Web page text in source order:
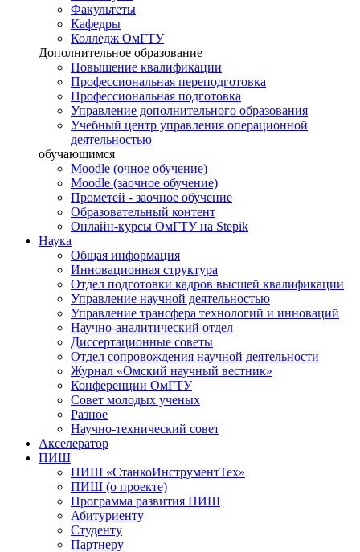
Факультеты
Кафедры
Колледж ОмГТУ
Дополнительное образование
Повышение квалификации
Профессиональная переподготовка
Профессиональная подготовка
Управление дополнительного образования
Учебный центр управления операционной
деятельностью
обучающимся
Moodle (очное обучение)
Moodle (заочное обучение)
Прометей - заочное обучение
Образовательный контент
Онлайн-курсы ОмГТУ на Stepik
Наука
Общая информация
Инновационная структура
Отдел подготовки кадров высшей квалификации
Управление научной деятельностью
Управление трансфера технологий и инноваций
Научно-аналитический отдел
Диссертационные советы
Отдел сопровождения научной деятельности
Журнал «Омский научный вестник»
Конференции ОмГТУ
Совет молодых ученых
Разное
Научно-технический совет
Акселератор
ПИШ
ПИШ «СтанкоИнструментТех»
ПИШ (о проекте)
Программа развития ПИШ
Абитуриенту
Студенту
Партнеру